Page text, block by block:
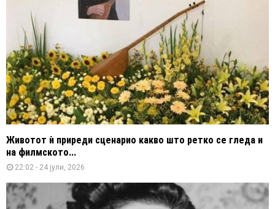
Животот ѝ приреди сценарио какво што ретко се гледа и
на филмското...
22:02 - 24 јули, 2026